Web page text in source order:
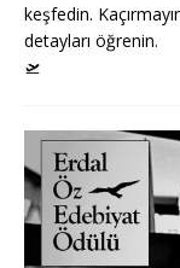
keşfedin.
detayları öğrenin.
🛫